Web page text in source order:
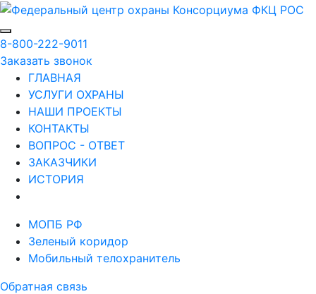
8-800-222-9011
Заказать звонок
ГЛАВНАЯ
УСЛУГИ ОХРАНЫ
НАШИ ПРОЕКТЫ
КОНТАКТЫ
ВОПРОС - ОТВЕТ
ЗАКАЗЧИКИ
ИСТОРИЯ
МОПБ РФ
Зеленый коридор
Мобильный телохранитель
Обратная связь